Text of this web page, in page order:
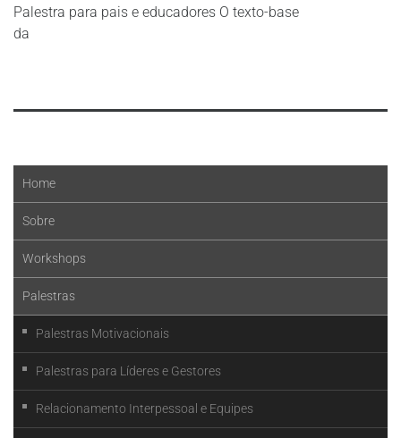
Palestra para pais e educadores O texto-base
da
Home
Sobre
Workshops
Palestras
Palestras Motivacionais
Palestras para Líderes e Gestores
Relacionamento Interpessoal e Equipes